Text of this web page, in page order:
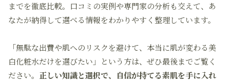
までを徹底比較。口コミの実例や専門家の分析も交えて、あ
なたが納得して選べる情報をわかりやすく整理しています。
「無駄な出費や肌へのリスクを避けて、本当に肌が変わる美
白化粧水だけを選びたい」という方は、ぜひ最後までご覧く
ださい。 正しい知識と選択で、自信が持てる素肌を手に入れ